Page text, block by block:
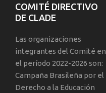
COMITÉ DIRECTIVO
DE CLADE
Las organizaciones
integrantes del Comité en
el período 2022-2026 son:
Campaña Brasileña por el
Derecho a la Educación